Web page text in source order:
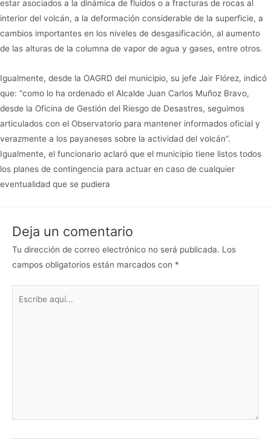
estar asociados a la dinámica de fluidos o a fracturas de rocas al
interior del volcán, a la deformación considerable de la superficie, a
cambios importantes en los niveles de desgasificación, al aumento
de las alturas de la columna de vapor de agua y gases, entre otros.
Igualmente, desde la OAGRD del municipio, su jefe Jair Flórez, indicó
que: “como lo ha ordenado el Alcalde Juan Carlos Muñoz Bravo,
desde la Oficina de Gestión del Riesgo de Desastres, seguimos
articulados con el Observatorio para mantener informados oficial y
verazmente a los payaneses sobre la actividad del volcán”.
Igualmente, el funcionario aclaró que el municipio tiene listos todos
los planes de contingencia para actuar en caso de cualquier
eventualidad que se pudiera
Deja un comentario
Tu dirección de correo electrónico no será publicada. Los
campos obligatorios están marcados con *